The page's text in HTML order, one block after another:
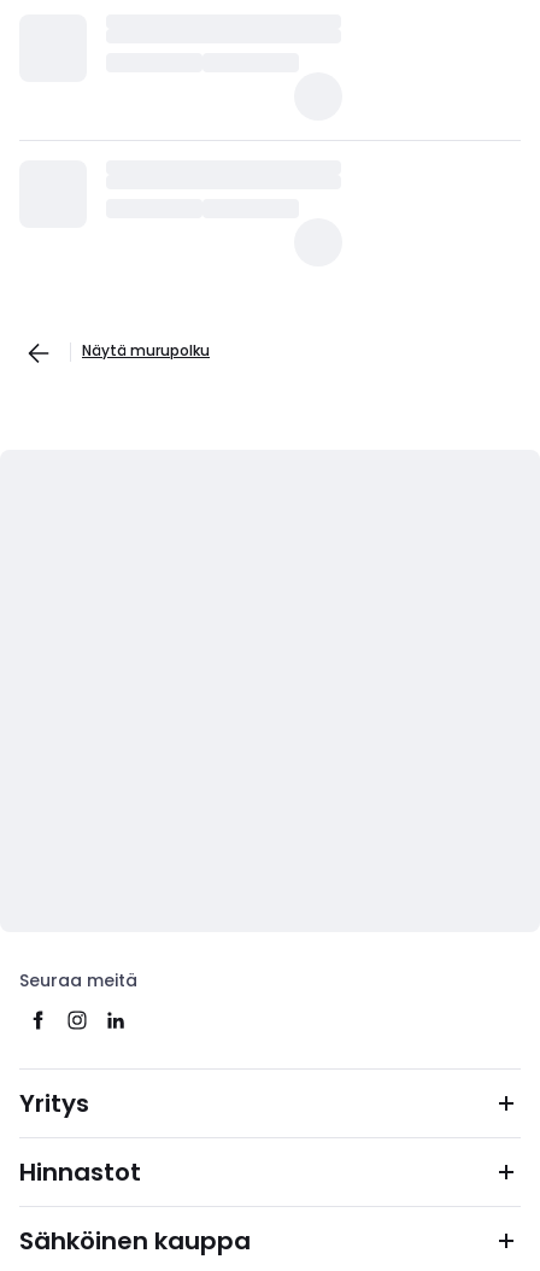
Näytä murupolku
Seuraa meitä
Yritys
Hinnastot
Sähköinen kauppa